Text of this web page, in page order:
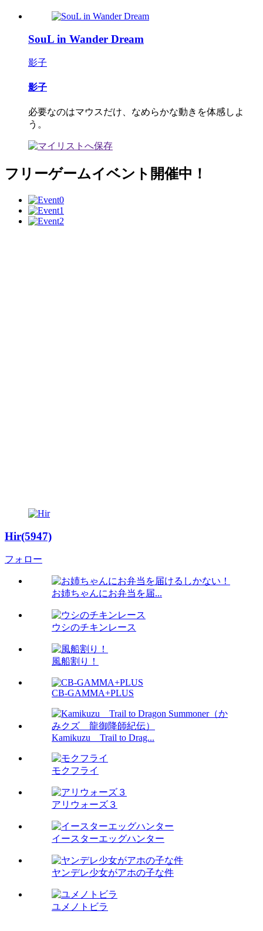
SouL in Wander Dream
影子
影子
必要なのはマウスだけ、なめらかな動きを体感しよ
う。
フリーゲームイベント開催中！
Hir(5947)
フォロー
お姉ちゃんにお弁当を届...
ウシのチキンレース
風船割り！
CB-GAMMA+PLUS
Kamikuzu Trail to Drag...
モクフライ
アリウォーズ３
イースターエッグハンター
ヤンデレ少女がアホの子な件
ユメノトビラ